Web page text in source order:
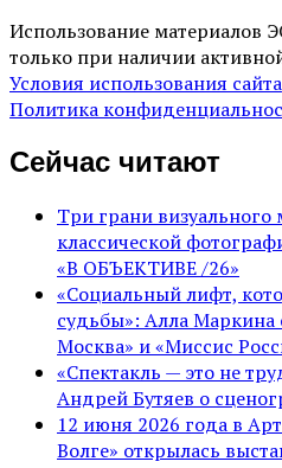
Использование материалов
только при наличии
Условия использования сайта
Политика
Сейчас читают
Три грани визуального
классической
«В ОБЪЕКТИВЕ /26»
«Социальный лифт,
судьбы»: Алла Маркина
Москва» и «Миссис
«Спектакль — это не
Андрей Бутяев о
12 июня 2026 года в
Волге» открылась